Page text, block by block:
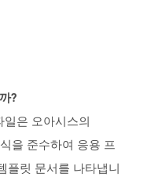
?
일은 오아시스의
을 준수하여 응용 프
플릿 문서를 나타냅니